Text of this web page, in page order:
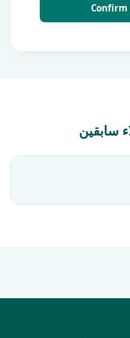
Confirm
سابقين